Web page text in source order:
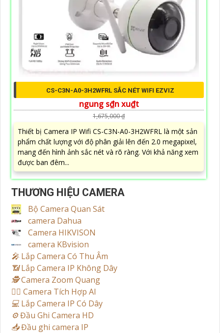
CS-C3N-A0-3H2WFRL SẮC NÉT WIFI EZVIZ
ngung s₫n xu₫t
1,675,000 ₫
Thiết bị Camera IP Wifi CS-C3N-A0-3H2WFRL là một sản
phẩm chất lượng với độ phân giải lên đến 2.0 megapixel,
mang đến hình ảnh sắc nét và rõ ràng. Với khả năng xem
được ban đêm...
THƯƠNG HIỆU CAMERA
Bộ Camera Quan Sát
camera Dahua
Camera HIKVISON
camera KBvision
️🎤️ Lắp Camera Có Thu Âm
📶Lắp Camera IP Không Dây
🕵️Camera Zoom Quang
🧛‍♀️ Camera Tích Hợp AI
💻 Lắp Camera IP Có Dây
⚙️Đầu Ghi Camera HD
📥Đầu ghi camera IP